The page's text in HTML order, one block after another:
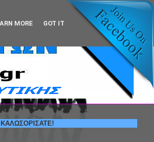
MORE GOT IT